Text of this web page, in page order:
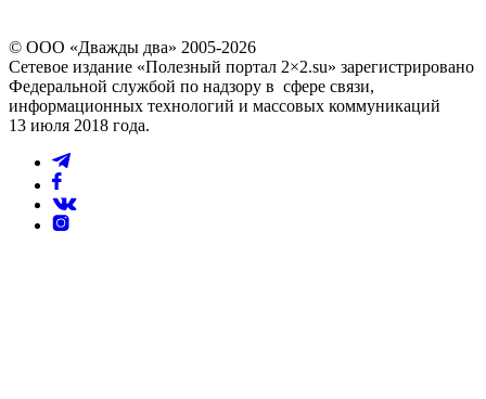
© ООО «Дважды два» 2005-2026
Сетевое издание «Полезный портал 2×2.su» зарегистрировано
Федеральной службой по надзору в сфере связи,
информационных технологий и массовых коммуникаций
13 июля 2018 года.